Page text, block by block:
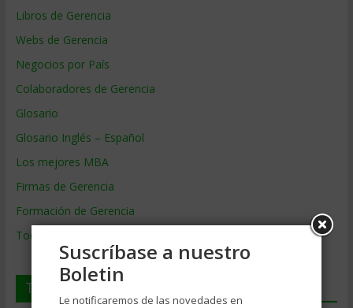
Libros de Gerencia
Webs de Gerencia
Negocios por País
Colaboradores de Gerencia
Glosario
Glosario Inglés – Español
Los mejores MBA
Firmas de Gerencia
Formación de Gerencia
Todos los Temas
Temas de Gerencia
Suscríbase a nuestro
Boletin
Le notificaremos de las novedades en